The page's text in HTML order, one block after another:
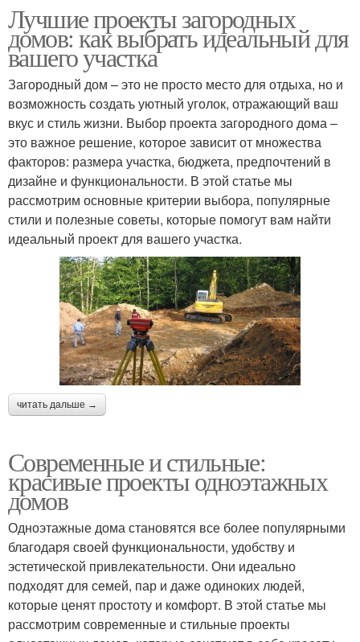
Лучшие проекты загородных
домов: как выбрать идеальный для
вашего участка
Загородный дом – это не просто место для отдыха, но и
возможность создать уютный уголок, отражающий ваш
вкус и стиль жизни. Выбор проекта загородного дома –
это важное решение, которое зависит от множества
факторов: размера участка, бюджета, предпочтений в
дизайне и функциональности. В этой статье мы
рассмотрим основные критерии выбора, популярные
стили и полезные советы, которые помогут вам найти
идеальный проект для вашего участка.
читать дальше →
Современные и стильные:
красивые проекты одноэтажных
домов
Одноэтажные дома становятся все более популярными
благодаря своей функциональности, удобству и
эстетической привлекательности. Они идеально
подходят для семей, пар и даже одиноких людей,
которые ценят простоту и комфорт. В этой статье мы
рассмотрим современные и стильные проекты